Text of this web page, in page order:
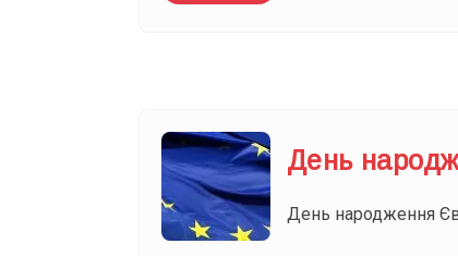
День
День народження